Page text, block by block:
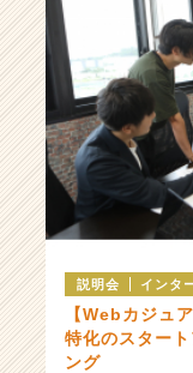
説明会 インタ
【Webカジュ
特化のスター
ング